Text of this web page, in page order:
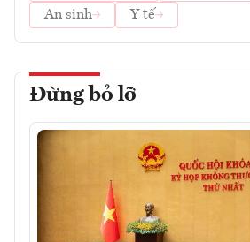
An sinh
Y tế
Đừng bỏ lỡ